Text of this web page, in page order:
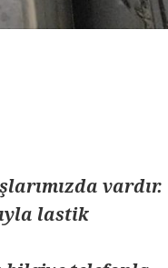
vardır.
lastik